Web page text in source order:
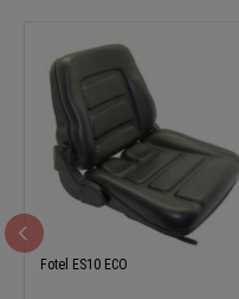
Fotel ES10 ECO